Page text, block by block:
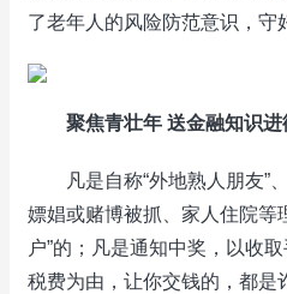
了老年人的风险防范意识，守
聚焦青壮年 送金融知识进
凡是自称“外地熟人朋友”、
嫖娼或赌博被抓、家人住院等
户”的；凡是通知中奖，以收
税费为由，让你交钱的，都是